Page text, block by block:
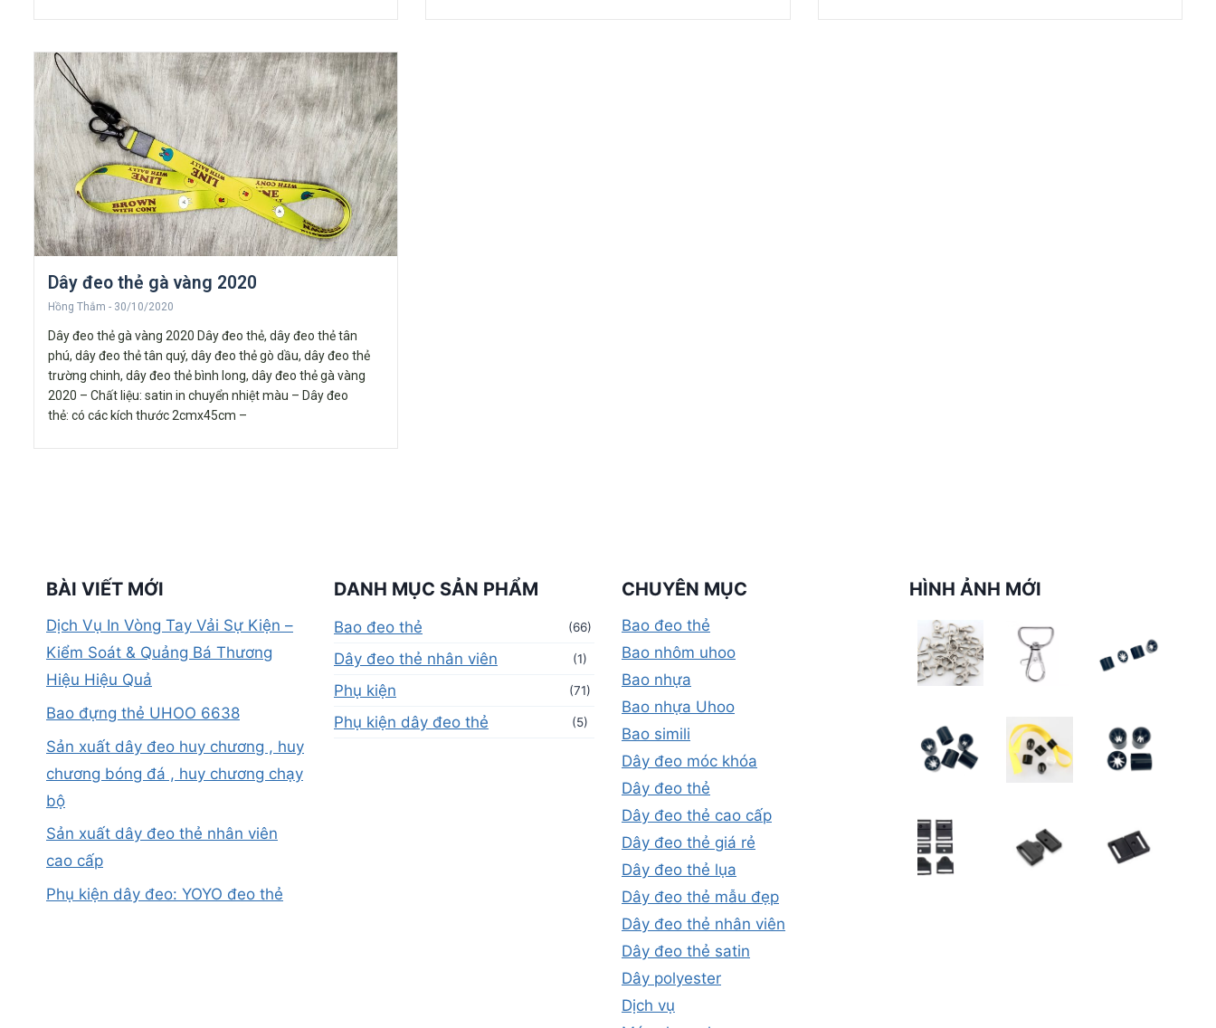
Dây đeo thẻ gà vàng 2020
Hồng Thắm 30/10/2020
Dây đeo thẻ gà vàng 2020 Dây đeo thẻ, dây đeo thẻ tân
phú, dây đeo thẻ tân quý, dây đeo thẻ gò dầu, dây đeo thẻ
trường chinh, dây đeo thẻ bình long, dây đeo thẻ gà vàng
2020 – Chất liệu: satin in chuyển nhiệt màu – Dây đeo
thẻ: có các kích thước 2cmx45cm –
BÀI VIẾT MỚI
Dịch Vụ In Vòng Tay Vải Sự Kiện –
Kiểm Soát & Quảng Bá Thương
Hiệu Hiệu Quả
Bao đựng thẻ UHOO 6638
Sản xuất dây đeo huy chương , huy
chương bóng đá , huy chương chạy
bộ
Sản xuất dây đeo thẻ nhân viên
cao cấp
Phụ kiện dây đeo: YOYO đeo thẻ
DANH MỤC SẢN PHẨM
Bao đeo thẻ (66)
Dây đeo thẻ nhân viên (1)
Phụ kiện (71)
Phụ kiện dây đeo thẻ (5)
CHUYÊN MỤC
Bao đeo thẻ
Bao nhôm uhoo
Bao nhựa
Bao nhựa Uhoo
Bao simili
Dây đeo móc khóa
Dây đeo thẻ
Dây đeo thẻ cao cấp
Dây đeo thẻ giá rẻ
Dây đeo thẻ lụa
Dây đeo thẻ mẫu đẹp
Dây đeo thẻ nhân viên
Dây đeo thẻ satin
Dây polyester
Dịch vụ
HÌNH ẢNH MỚI